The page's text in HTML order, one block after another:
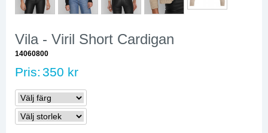
Vila - Viril Short Cardigan
14060800
Pris: 350 kr